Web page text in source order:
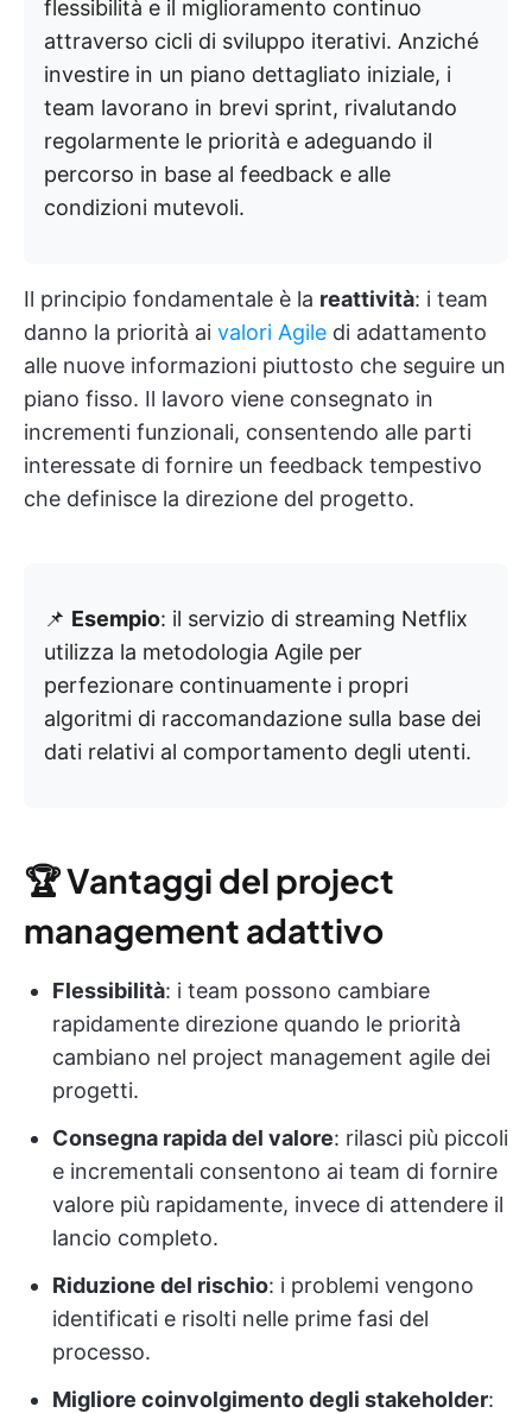
flessibilità e il miglioramento continuo
attraverso cicli di sviluppo iterativi. Anziché
investire in un piano dettagliato iniziale, i
team lavorano in brevi sprint, rivalutando
regolarmente le priorità e adeguando il
percorso in base al feedback e alle
condizioni mutevoli.
Il principio fondamentale è la reattività: i team
danno la priorità ai valori Agile di adattamento
alle nuove informazioni piuttosto che seguire un
piano fisso. Il lavoro viene consegnato in
incrementi funzionali, consentendo alle parti
interessate di fornire un feedback tempestivo
che definisce la direzione del progetto.
📌 Esempio: il servizio di streaming Netflix
utilizza la metodologia Agile per
perfezionare continuamente i propri
algoritmi di raccomandazione sulla base dei
dati relativi al comportamento degli utenti.
🏆Vantaggi del project
management adattivo
Flessibilità: i team possono cambiare
rapidamente direzione quando le priorità
cambiano nel project management agile dei
progetti.
Consegna rapida del valore: rilasci più piccoli
e incrementali consentono ai team di fornire
valore più rapidamente, invece di attendere il
lancio completo.
Riduzione del rischio: i problemi vengono
identificati e risolti nelle prime fasi del
processo.
Migliore coinvolgimento degli stakeholder: